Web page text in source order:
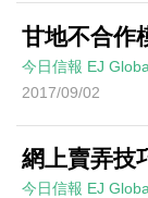
甘地不合作
今日信報 EJ
2017/09/02
網上賣弄技
今日信報 EJ